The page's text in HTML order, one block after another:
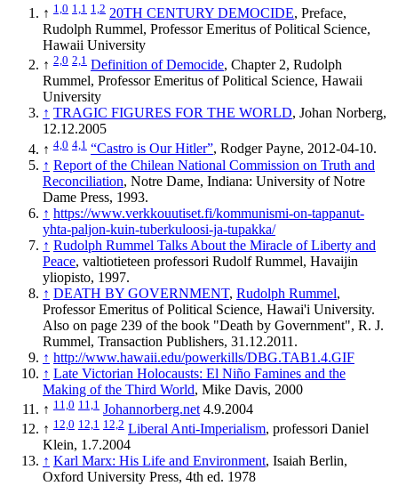
↑ 1,0 1,1 1,2 20TH CENTURY DEMOCIDE, Preface,
Rudolph Rummel, Professor Emeritus of Political Science,
Hawaii University
↑ 2,0 2,1 Definition of Democide, Chapter 2, Rudolph
Rummel, Professor Emeritus of Political Science, Hawaii
University
↑ TRAGIC FIGURES FOR THE WORLD, Johan Norberg,
12.12.2005
↑ 4,0 4,1 “Castro is Our Hitler”, Rodger Payne, 2012-04-10.
↑ Report of the Chilean National Commission on Truth and
Reconciliation, Notre Dame, Indiana: University of Notre
Dame Press, 1993.
↑ https://www.verkkouutiset.fi/kommunismi-on-tappanut-
yhta-paljon-kuin-tuberkuloosi-ja-tupakka/
↑ Rudolph Rummel Talks About the Miracle of Liberty and
Peace, valtiotieteen professori Rudolf Rummel, Havaijin
yliopisto, 1997.
↑ DEATH BY GOVERNMENT, Rudolph Rummel,
Professor Emeritus of Political Science, Hawai'i University.
Also on page 239 of the book "Death by Government", R. J.
Rummel, Transaction Publishers, 31.12.2011.
↑ http://www.hawaii.edu/powerkills/DBG.TAB1.4.GIF
↑ Late Victorian Holocausts: El Niño Famines and the
Making of the Third World, Mike Davis, 2000
↑ 11,0 11,1 Johannorberg.net 4.9.2004
↑ 12,0 12,1 12,2 Liberal Anti-Imperialism, professori Daniel
Klein, 1.7.2004
↑ Karl Marx: His Life and Environment, Isaiah Berlin,
Oxford University Press, 4th ed. 1978